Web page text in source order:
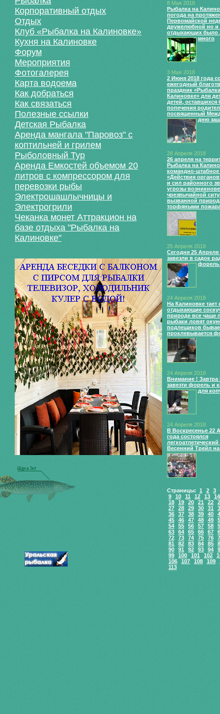
Корпоративный отдых
Отдых
Клуб «Рыбалка на Калиновке»
Кухня на Калиновке
Форум
Мероприятия
Фотогалерея
Карта водоема
Как добраться
Как связаться
Полезные ссылки
Детская Рыбалка
Аренда мангала "Паровоз" с
коптильней и грилем
Рыболовный Тур
Аренда Емкостей объемом 20
литров с компрессором для
перевозки рыбы
Электрошашлычницы и
Электрогрили
Чеканка монет Аттракцион на
базе отдыха "Рыбалка на
Калиновке"
8 Мая 2018
Рыбалка на
погода на
Первомайской
дружелюбной но и
отдыхающих было
много
3 Мая 2018
2 Июня 2018 года
ежегодный
праздник
Калиновке» для
детей, оставшихся
попечения
посвященный
дню
28 Апреля 2018
26 апреля на
Рыбалка на
командно-штабное
«Действия
и сил районного
угрозы
чрезвычайной
вызванной
торфяными
25 Апреля 2018
Сегодня 25 Апреля
завезли в садок
форель
24 Апреля 2018
На Калиновке тает
отдыхающие
природе все чаще
рыбаки ловят
подлещиков
проклевывается
24 Апреля 2018
Внимание ! Завтра
завезти форель и
для
24 Апреля 2018
В Воскресенье 22
года состоялся
легкоатлетический
Весенний Трейл
Страницы: 1 2
3
9
10 11 12 13
14
18
19 20 21 22
27
28 29 30 31
36
37 38 39 40
45
46 47 48 49
54
55 56 57 58
63
64 65 66 67
72
73 74 75 76
81
82 83 84 85
90
91 92 93 94
99
100 101 102
106
107 108 109
113